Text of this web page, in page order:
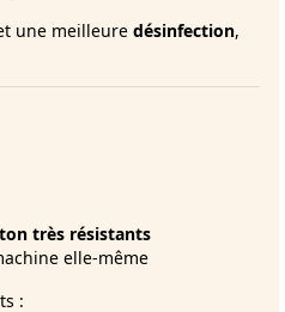
une meilleure désinfection,
très résistants
elle-même
: